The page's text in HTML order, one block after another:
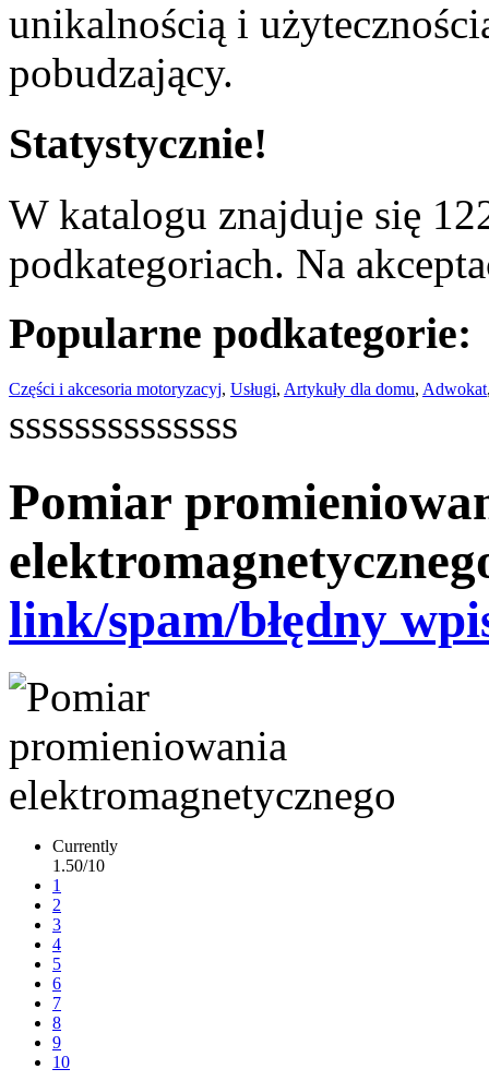
unikalnością i
pobudzający.
Statystycznie!
W katalogu znajduje się
podkategoriach. Na
Popularne podkategorie:
Części i akcesoria motoryzacyj, Usługi, Artykuły dla domu, Adwokat
ssssssssssssss
Pomiar
link/spam/błędny
Currently
1.50/10
1
2
3
4
5
6
7
8
9
10